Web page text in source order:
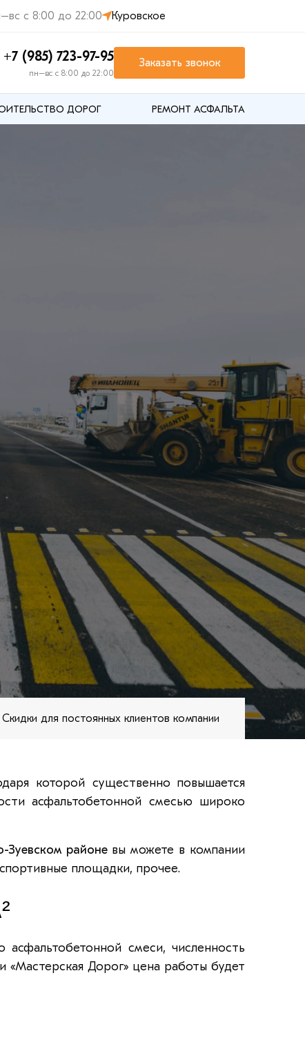
с 8:00 до 22:00 Куровское
+7 (985) 723-97-95
пн–вс с 8:00 до 22:00
Заказать звонок
ДОРОГ РЕМОНТ АСФАЛЬТА
Скидки для постоянных клиентов компании
которой существенно повышается
асфальтобетонной смесью широко
Зуевском районевы можете в компании
площадки, прочее.
асфальтобетонной смеси, численность
«Мастерская Дорог» цена работы будет